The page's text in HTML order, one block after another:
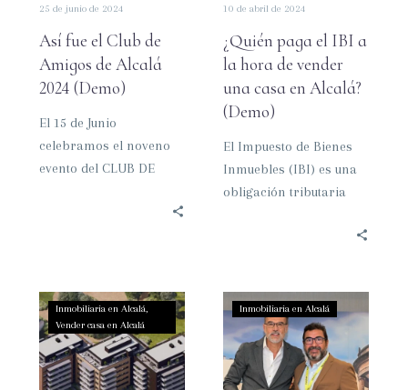
(Demo)
25 de junio de 2024
Así fue el Club de
Amigos de Alcalá
2024 (Demo)
El 15 de Junio
celebramos el noveno
evento del CLUB DE
una
casa
Alcalá?
10 de abril de 2024
¿Quién paga el IBI a
la hora de vender
una casa en Alcalá?
(Demo)
El Impuesto de Bienes
Inmuebles (IBI) es una
obligación tributaria
Los
precios
de
la
Inmobiliaria en Alcalá
Vender casa en Alcalá
Premiados
en
Renovación
Inmobiliaria
Inmobiliaria en Alcalá